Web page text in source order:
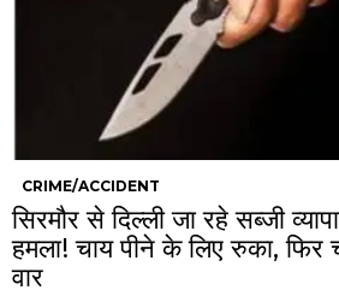
CRIME/ACCIDENT
सिरमौर से दिल्ली जा रहे सब्जी
हमला! चाय पीने के लिए रुका,
वार